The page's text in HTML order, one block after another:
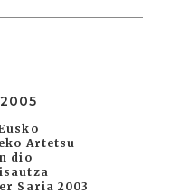
Artetsu
dio
Saria 2003